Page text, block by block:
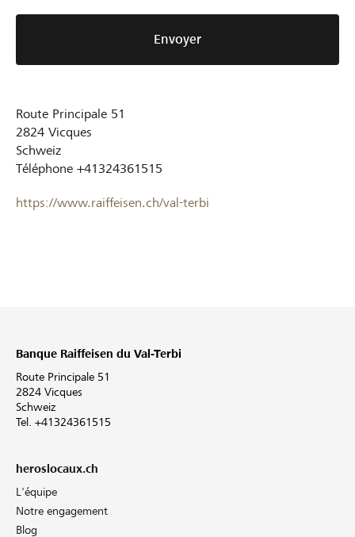
Envoyer
Route Principale 51
2824 Vicques
Schweiz
Téléphone +41324361515
https://www.raiffeisen.ch/val-terbi
Banque Raiffeisen du Val-Terbi
Route Principale 51
2824 Vicques
Schweiz
Tel. +41324361515
heroslocaux.ch
L'équipe
Notre engagement
Blog